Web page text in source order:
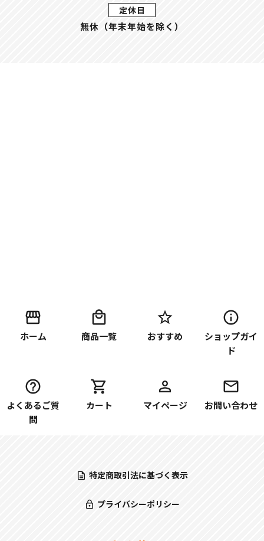
定休日
無休（年末年始を除く）
ホーム 商品一覧 おすすめ
ショップガイ
ド
よくあるご質
問
カート マイページ お問い合わせ
特定商取引法に基づく表示
プライバシーポリシー